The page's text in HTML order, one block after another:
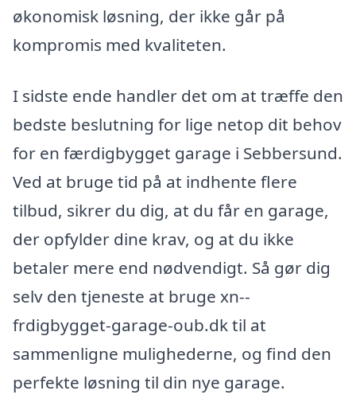
økonomisk løsning, der ikke går på
kompromis med kvaliteten.
I sidste ende handler det om at træffe den
bedste beslutning for lige netop dit behov
for en færdigbygget garage i Sebbersund.
Ved at bruge tid på at indhente flere
tilbud, sikrer du dig, at du får en garage,
der opfylder dine krav, og at du ikke
betaler mere end nødvendigt. Så gør dig
selv den tjeneste at bruge xn--
frdigbygget-garage-oub.dk til at
sammenligne mulighederne, og find den
perfekte løsning til din nye garage.